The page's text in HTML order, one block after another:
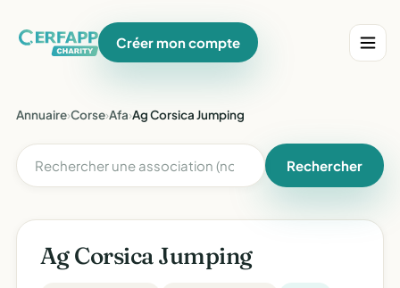
Créer mon compte
Annuaire›Corse›Afa›Ag Corsica Jumping
Rechercher
Ag Corsica Jumping